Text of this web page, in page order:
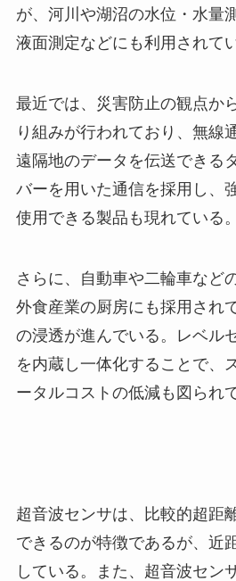
が、河川や湖沼の水位・水量
液面測定などにも利用されて
最近では、災害防止の観点か
り組みが行われており、無線
遠隔地のデータを伝送できる
バーを用いた通信を採用し、
使用できる製品も現れている。
さらに、自動車や二輪車など
外食産業の厨房にも採用され
の浸透が進んでいる。レベル
を内蔵し一体化することで、
ータルコストの低減も図られ
超音波センサは、比較的超距
できるのが特徴であるが、近
している。また、超音波セン